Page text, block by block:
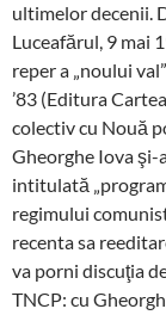
ultimelor decenii.
Luceafărul, 9 mai
reper a „noului
’83 (Editura
colectiv cu Nouă
Gheorghe Iova şi-
intitulată
regimului
recenta sa
va porni discuţia
TNCP: cu